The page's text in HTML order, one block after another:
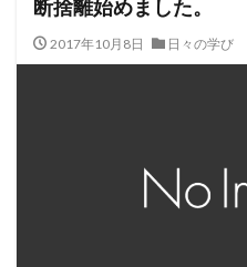
断捨離始めました。
2017年10月8日 日々の学び